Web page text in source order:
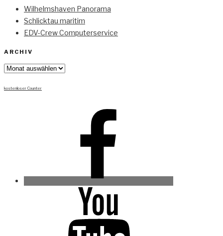
Wilhelmshaven Panorama
Schlicktau maritim
EDV-Crew Computerservice
ARCHIV
Archiv
kostenloser Counter